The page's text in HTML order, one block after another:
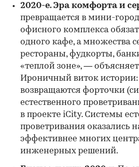
2020-е. Эра комфорта и
превращается в мини-
офисного комплекса
одного кафе, а множества
рестораны, фудкорты,
«теплой зоне», —
Ироничный виток
возвращаются форточки
естественного
в проекте iCity. Системы
проветривания оказались
эффективнее многих
инженерных решений.